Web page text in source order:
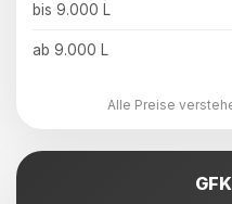
bis 9.000 L
ab 9.000 L
Alle Preise